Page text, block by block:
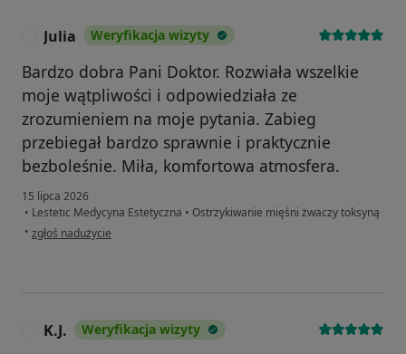
Julia Weryfikacja wizyty
Bardzo dobra Pani Doktor. Rozwiała wszelkie
moje wątpliwości i odpowiedziała ze
zrozumieniem na moje pytania. Zabieg
przebiegał bardzo sprawnie i praktycznie
bezboleśnie. Miła, komfortowa atmosfera.
15 lipca 2026
• Lestetic Medycyna Estetyczna • Ostrzykiwanie mięśni żwaczy toksyną
• w opinii użytkownika Julia
zgłoś nadużycie
K.J. Weryfikacja wizyty